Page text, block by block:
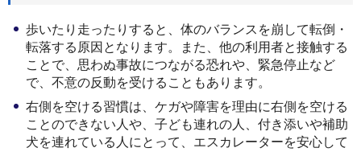
歩いたり走ったりすると、体のバランスを崩して転倒・
転落する原因となります。また、他の利用者と接触する
ことで、思わぬ事故につながる恐れや、緊急停止など
で、不意の反動を受けることもあります。
右側を空ける習慣は、ケガや障害を理由に右側を空ける
ことのできない人や、子ども連れの人、付き添いや補助
犬を連れている人にとって、エスカレーターを安心して